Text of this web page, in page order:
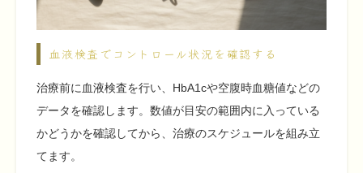
血液検査でコントロール状況を確認する
治療前に血液検査を行い、HbA1cや空腹時血糖値などの
データを確認します。数値が目安の範囲内に入っている
かどうかを確認してから、治療のスケジュールを組み立
てます。